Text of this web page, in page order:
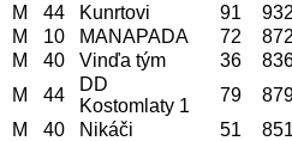
M 44 Kunrtovi 91
M 10 MANAPADA 72
M 40 Vinďa tým 36
M 44
DD
Kostomlaty 1
79
M 40 Nikáči 51